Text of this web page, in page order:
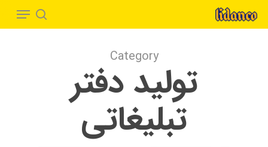
search
Menu
Category
تولید دفتر
تبلیغاتی